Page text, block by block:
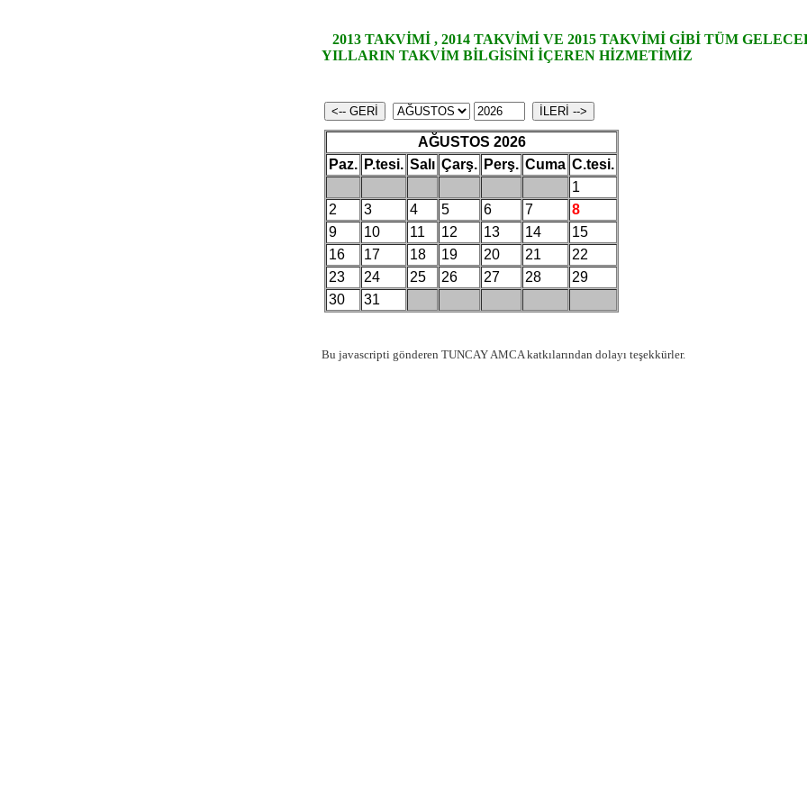
2013 TAKVİMİ , 2014 TAKVİMİ VE 2015 TAKVİMİ GİBİ TÜM
YILLARIN TAKVİM BİLGİSİNİ İÇEREN HİZMETİMİZ
AĞUSTOS 2026
Paz. P.tesi. Salı Çarş. Perş. Cuma C.tesi.
1
2
3 4 5 6 7
8
9
10 11 12 13 14
15
16
17 18 19 20 21
22
23
24 25 26 27 28
29
30
31
Bu javascripti gönderen TUNCAY AMCA katkılarından dolayı teşekkürler.